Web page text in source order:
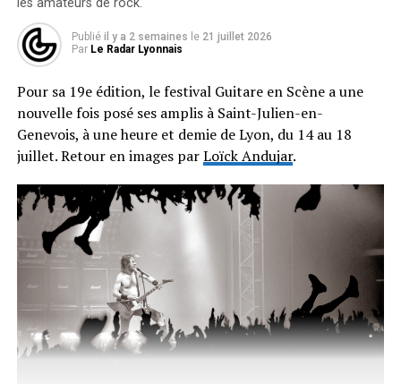
les amateurs de rock.
Publié il y a 2 semaines le 21 juillet 2026
Par Le Radar Lyonnais
Pour sa 19e édition, le festival Guitare en Scène a une
nouvelle fois posé ses amplis à Saint-Julien-en-
Genevois, à une heure et demie de Lyon, du 14 au 18
juillet. Retour en images parLoïck Andujar.